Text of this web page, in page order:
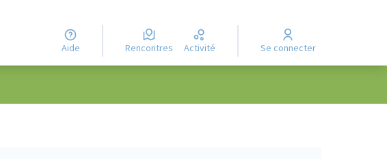
Aide Rencontres Activité Se connecter